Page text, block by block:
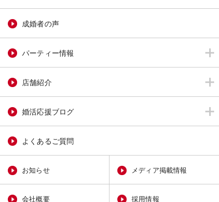
成婚者の声
パーティー情報
店舗紹介
婚活応援ブログ
よくあるご質問
お知らせ メディア掲載情報
会社概要 採用情報